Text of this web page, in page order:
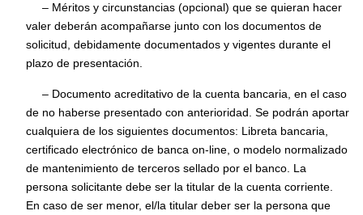
– Méritos y circunstancias (opcional) que se quieran hacer
valer deberán acompañarse junto con los documentos de
solicitud, debidamente documentados y vigentes durante el
plazo de presentación.
– Documento acreditativo de la cuenta bancaria, en el caso
de no haberse presentado con anterioridad.Se podrán aportar
cualquiera de los siguientes documentos: Libreta bancaria,
certificado electrónico de banca on-line, o modelo normalizado
de mantenimiento de terceros sellado por el banco. La
persona solicitante debe ser la titular de la cuenta corriente.
En caso de ser menor, el/la titular deber ser la persona que